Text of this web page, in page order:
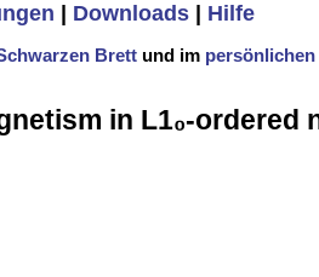
Downloads Hilfe
Brett und im
in L1₀-